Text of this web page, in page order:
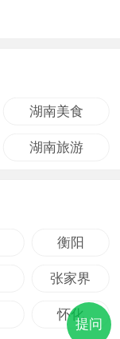
湖南美食
湖南旅游
衡阳
张家界
怀化
提问